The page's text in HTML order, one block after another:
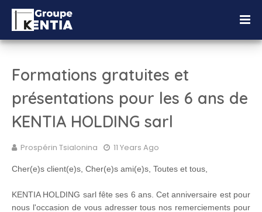
Formations gratuites et
présentations pour les 6 ans de
KENTIA HOLDING sarl
Prospérin Tsialonina 11 Years Ago
Cher(e)s client(e)s, Cher(e)s ami(e)s, Toutes et tous,
KENTIA HOLDING sarl fête ses 6 ans. Cet anniversaire est pour
nous l'occasion de vous adresser tous nos remerciements pour